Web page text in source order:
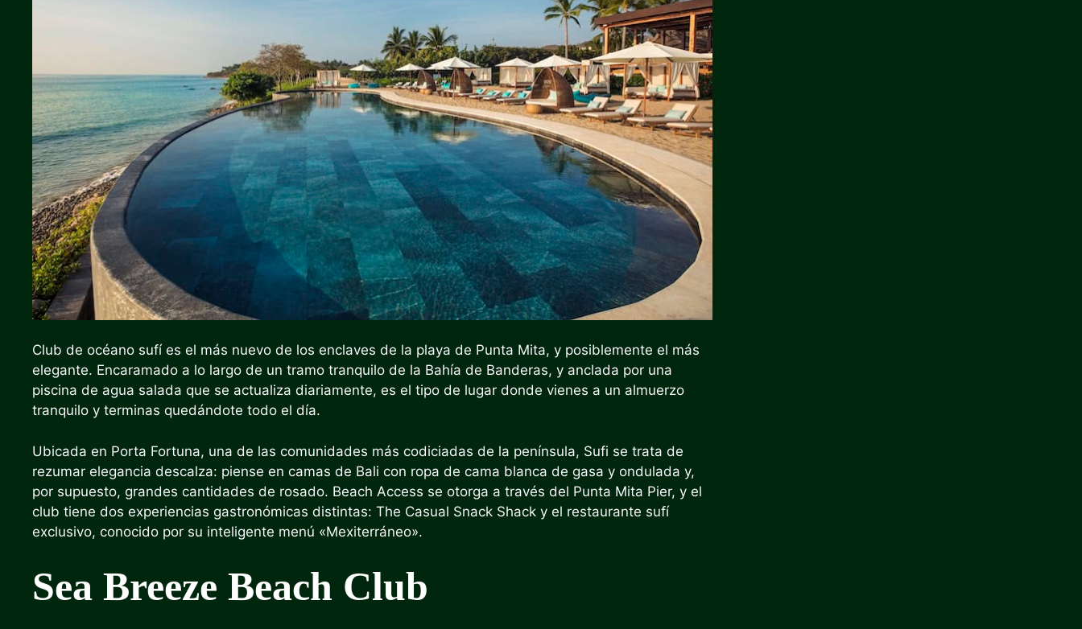
Club de océano sufí es el más nuevo de los enclaves de la playa de Punta Mita, y posiblemente el más
elegante. Encaramado a lo largo de un tramo tranquilo de la Bahía de Banderas, y anclada por una
piscina de agua salada que se actualiza diariamente, es el tipo de lugar donde vienes a un almuerzo
tranquilo y terminas quedándote todo el día.
Ubicada en Porta Fortuna, una de las comunidades más codiciadas de la península, Sufi se trata de
rezumar elegancia descalza: piense en camas de Bali con ropa de cama blanca de gasa y ondulada y,
por supuesto, grandes cantidades de rosado. Beach Access se otorga a través del Punta Mita Pier, y el
club tiene dos experiencias gastronómicas distintas: The Casual Snack Shack y el restaurante sufí
exclusivo, conocido por su inteligente menú «Mexiterráneo».
Sea Breeze Beach Club